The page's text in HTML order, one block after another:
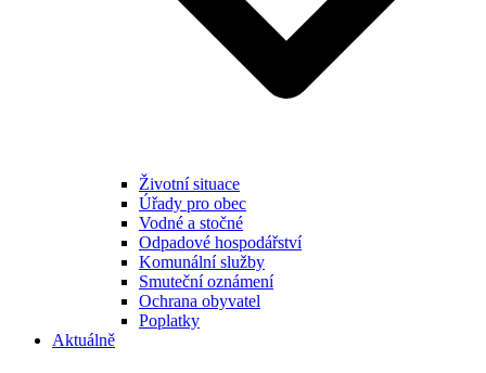
Životní situace
Úřady pro obec
Vodné a stočné
Odpadové hospodářství
Komunální služby
Smuteční oznámení
Ochrana obyvatel
Poplatky
Aktuálně